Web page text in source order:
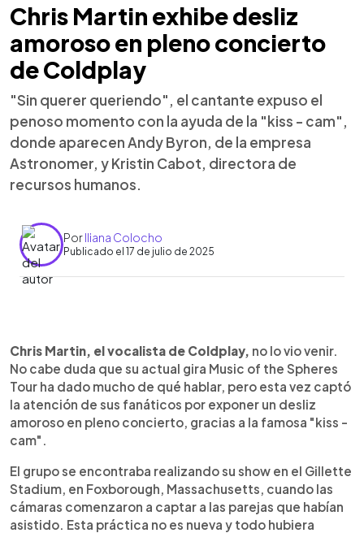
Chris Martin exhibe desliz
amoroso en pleno concierto
de Coldplay
"Sin querer queriendo", el cantante expuso el
penoso momento con la ayuda de la "kiss - cam",
donde aparecen Andy Byron, de la empresa
Astronomer, y Kristin Cabot, directora de
recursos humanos.
PorIliana Colocho
Publicado el 17 de julio de 2025
► Escuchar artículo
Chris Martin, el vocalista de Coldplay, no lo vio venir.
No cabe duda que su actual gira Music of the Spheres
Tour ha dado mucho de qué hablar, pero esta vez captó
la atención de sus fanáticos por exponer un desliz
amoroso en pleno concierto, gracias a la famosa "kiss -
cam".
El grupo se encontraba realizando su show en el Gillette
Stadium, en Foxborough, Massachusetts, cuando las
cámaras comenzaron a captar a las parejas que habían
asistido. Esta práctica no es nueva y todo hubiera